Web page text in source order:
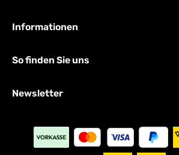
Informationen
So finden Sie uns
Newsletter